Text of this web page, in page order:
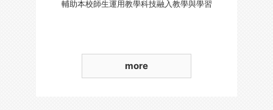
輔助本校師生運用教學科技融入教學與學習
more